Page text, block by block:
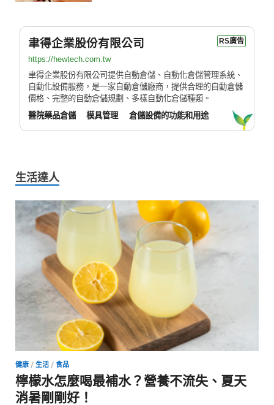
聿得企業股份有限公司 RS廣告
https://hewtech.com.tw
聿得企業股份有限公司提供自動倉儲、自動化倉儲管理系統、
自動化設備服務，是一家自動倉儲廠商，提供合理的自動倉儲
價格、完整的自動倉儲規劃、多樣自動化倉儲種類。
醫院藥品倉儲
模具管理 倉儲設備的功能和用途
生活達人
健康 / 生活 / 食品
檸檬水怎麼喝最補水？營養不流失、夏天
消暑剛剛好！